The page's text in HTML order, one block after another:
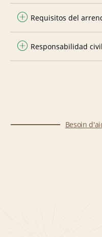
Requisitos del
Responsabilidad
Besoin